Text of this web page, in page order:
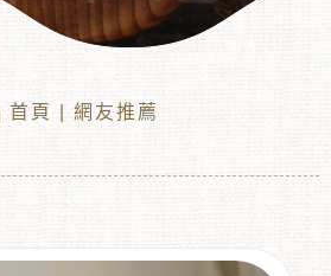
首頁 | 網友推薦